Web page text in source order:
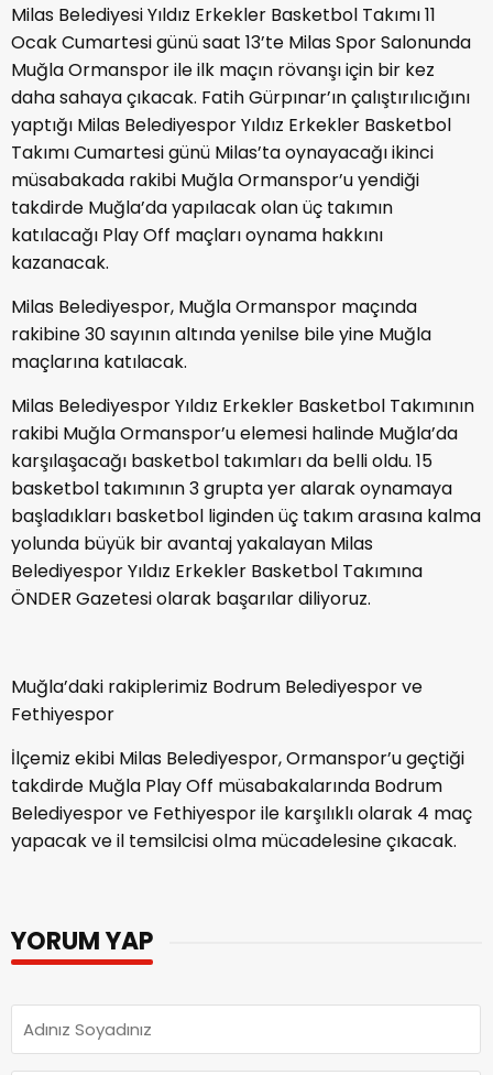
Milas Belediyesi Yıldız Erkekler Basketbol Takımı 11
Ocak Cumartesi günü saat 13’te Milas Spor Salonunda
Muğla Ormanspor ile ilk maçın rövanşı için bir kez
daha sahaya çıkacak. Fatih Gürpınar’ın çalıştırılıcığını
yaptığı Milas Belediyespor Yıldız Erkekler Basketbol
Takımı Cumartesi günü Milas’ta oynayacağı ikinci
müsabakada rakibi Muğla Ormanspor’u yendiği
takdirde Muğla’da yapılacak olan üç takımın
katılacağı Play Off maçları oynama hakkını
kazanacak.
Milas Belediyespor, Muğla Ormanspor maçında
rakibine 30 sayının altında yenilse bile yine Muğla
maçlarına katılacak.
Milas Belediyespor Yıldız Erkekler Basketbol Takımının
rakibi Muğla Ormanspor’u elemesi halinde Muğla’da
karşılaşacağı basketbol takımları da belli oldu. 15
basketbol takımının 3 grupta yer alarak oynamaya
başladıkları basketbol liginden üç takım arasına kalma
yolunda büyük bir avantaj yakalayan Milas
Belediyespor Yıldız Erkekler Basketbol Takımına
ÖNDER Gazetesi olarak başarılar diliyoruz.
Muğla’daki rakiplerimiz Bodrum Belediyespor ve
Fethiyespor
İlçemiz ekibi Milas Belediyespor, Ormanspor’u geçtiği
takdirde Muğla Play Off müsabakalarında Bodrum
Belediyespor ve Fethiyespor ile karşılıklı olarak 4 maç
yapacak ve il temsilcisi olma mücadelesine çıkacak.
YORUM YAP